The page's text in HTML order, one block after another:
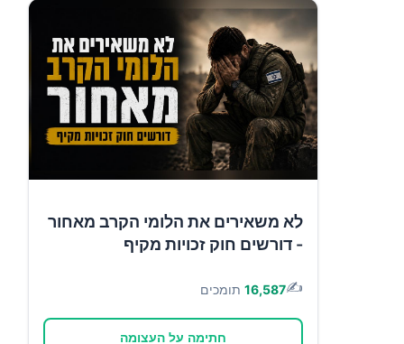
לא משאירים את הלומי הקרב מאחור
- דורשים חוק זכויות מקיף
✍️
16,587 תומכים
חתימה על העצומה